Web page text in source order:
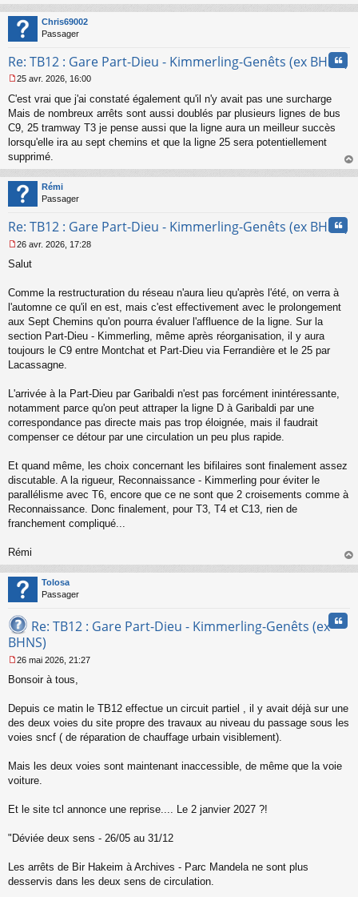
u
au
Chris69002
Passager
Re: TB12 : Gare Part-Dieu - Kimmerling-Genêts (ex BHNS)
e
s
s
g
e
n
o
n
l
25 avr. 2026, 16:00
C'est vrai que j'ai constaté également qu'il n'y avait pas une surcharge
Mais de nombreux arrêts sont aussi doublés par plusieurs lignes de bus
C9, 25 tramway T3 je pense aussi que la ligne aura un meilleur succès
lorsqu'elle ira au sept chemins et que la ligne 25 sera potentiellement
supprimé.
au
Rémi
Passager
Re: TB12 : Gare Part-Dieu - Kimmerling-Genêts (ex BHNS)
e
s
g
e
n
o
n
26 avr. 2026, 17:28
Salut
Comme la restructuration du réseau n'aura lieu qu'après l'été, on verra à
l'automne ce qu'il en est, mais c'est effectivement avec le prolongement
aux Sept Chemins qu'on pourra évaluer l'affluence de la ligne. Sur la
section Part-Dieu - Kimmerling, même après réorganisation, il y aura
toujours le C9 entre Montchat et Part-Dieu via Ferrandière et le 25 par
Lacassagne.
L'arrivée à la Part-Dieu par Garibaldi n'est pas forcément inintéressante,
notamment parce qu'on peut attraper la ligne D à Garibaldi par une
correspondance pas directe mais pas trop éloignée, mais il faudrait
compenser ce détour par une circulation un peu plus rapide.
Et quand même, les choix concernant les bifilaires sont finalement assez
discutable. A la rigueur, Reconnaissance - Kimmerling pour éviter le
parallélisme avec T6, encore que ce ne sont que 2 croisements comme à
Reconnaissance. Donc finalement, pour T3, T4 et C13, rien de
franchement compliqué...
Rémi
au
Tolosa
Passager
Re: TB12 : Gare Part-Dieu - Kimmerling-Genêts (ex
BHNS)
e
s
a
g
e
o
n
26 mai 2026, 21:27
Bonsoir à tous,
Depuis ce matin le TB12 effectue un circuit partiel , il y avait déjà sur une
des deux voies du site propre des travaux au niveau du passage sous les
voies sncf ( de réparation de chauffage urbain visiblement).
Mais les deux voies sont maintenant inaccessible, de même que la voie
voiture.
Et le site tcl annonce une reprise.... Le 2 janvier 2027 ?!
"Déviée deux sens - 26/05 au 31/12
Les arrêts de Bir Hakeim à Archives - Parc Mandela ne sont plus
desservis dans les deux sens de circulation.